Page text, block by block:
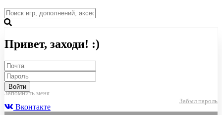
Привет, заходи! :)
Войти
Запомнить меня
Забыл пароль
Вконтакте